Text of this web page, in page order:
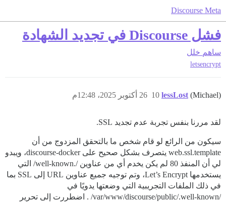
Discourse Meta
فشل Discourse في تجديد الشهادة
ساهم خلل
letsencrypt
lessLost (Michael) 26 أكتوبر 2025، 12:48م 10
لقد مررنا بنفس تجربة عدم تجديد SSL.
سيكون من الرائع لو قام شخص ما بالتحقق المزدوج من أن
web.ssl.template يتصرف بشكل صحيح على discourse-docker، ويبدو
لي أن المنفذ 80 لم يكن يخدم أي من عناوين /.well-known/ التي
يستخدمها Let’s Encrypt، وتم توجيه جميع عناوين URL إلى SSL بما
في ذلك الملفات التجريبية التي وضعتها يدويًا في
/var/www/discourse/public/.well-known/ . اضطررت إلى تحرير